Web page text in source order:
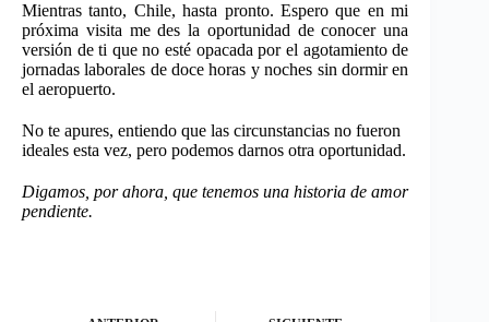
Mientras tanto, Chile, hasta pronto. Espero que en mi
próxima visita me des la oportunidad de conocer una
versión de ti que no esté opacada por el agotamiento de
jornadas laborales de doce horas y noches sin dormir en
el aeropuerto.
No te apures, entiendo que las circunstancias no fueron
ideales esta vez, pero podemos darnos otra oportunidad.
Digamos, por ahora, que tenemos una historia de amor
pendiente.